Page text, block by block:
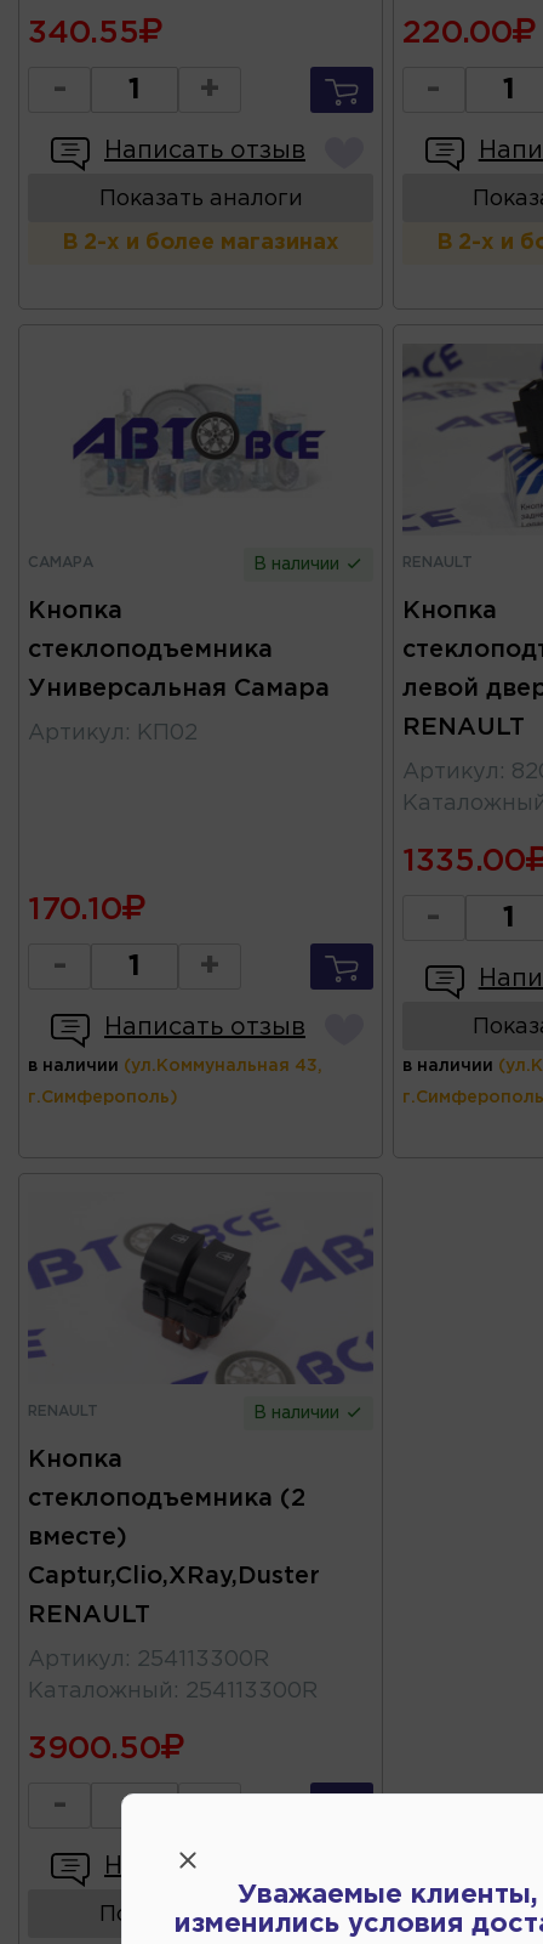
340.55
- +
Написать отзыв
Показать аналоги
В 2-х и более магазинах
220.00
-
В 2-х и
САМАРА В наличии
Кнопка
стеклоподъемника
Универсальная Самара
Артикул : КП02
170.10
- +
Написать отзыв
в наличии (ул.Коммунальная 43,
г.Симферополь)
RENAULT
Кнопка
левой
RENAULT
Артикул :
1335.00
-
в наличии
RENAULT В наличии
Кнопка
стеклоподъемника (2
вместе)
Captur,Clio,XRay,Duster
RENAULT
Артикул : 254113300R
Каталожный : 254113300R
3900.50
-
Написать отзыв
Показать аналоги
Уважаемые клиенты,
изменились условия